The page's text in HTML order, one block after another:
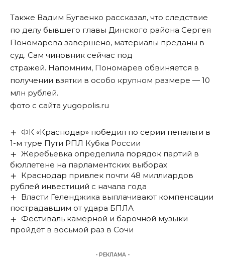
Также Вадим Бугаенко рассказал, что следствие
по делу бывшего главы Динского района Сергея
Пономарева завершено, материалы преданы в
суд. Сам чиновник сейчас под
стражей. Напомним, Пономарев обвиняется в
получении взятки в особо крупном размере — 10
млн рублей.
фото с сайта yugopolis.ru
ФК «Краснодар» победил по серии пенальти в
1-м туре Пути РПЛ Кубка России
Жеребьевка определила порядок партий в
бюллетене на парламентских выборах
Краснодар привлек почти 48 миллиардов
рублей инвестиций с начала года
Власти Геленджика выплачивают компенсации
пострадавшим от удара БПЛА
Фестиваль камерной и барочной музыки
пройдёт в восьмой раз в Сочи
- РЕКЛАМА -